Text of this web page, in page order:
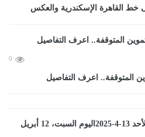
القاهرة الإسكندرية والعكس
0
المتوقفة.. اعرف التفاصيل